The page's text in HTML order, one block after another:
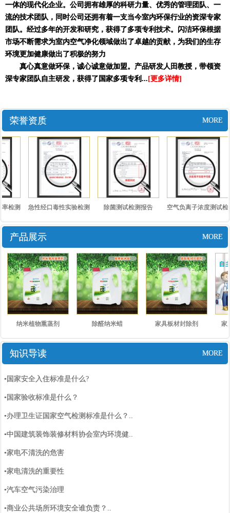
一体的现代化企业。公司拥有雄厚的科研力量、优秀的管理团队、一
流的技术团队，同时公司还拥有着一支当今室内环保行业的资深专家
团队。经过多年的开发和研究，获得了多项专利技术。闪洁环保根据
市场不断需求为室内空气净化领域做出了卓越的贡献，为我们的生存
环境更加健康做出了积极的努力
真心真意做环保，诚心诚意做加盟。产品研发人田教授，带领资
深专家团队自主研发，获得了国家多项专利... [更多详情]
荣誉资质 MORE
检测 急性经口毒性实验检测
报告..
除菌测试检测报告 空气负离子浓度测试检
测报..
产品展示 MORE
纳米植物熏蒸剂 除醛纳米蜡 家具板材封除剂 家
知识导读 MORE
•国家安全入住标准是什么?
•国家验收标准是什么？
•办理卫生证国家空气检测标准是什么？..
•中国建筑装饰装修材料协会室内环境健..
•家电不清洗的危害
•家电清洗的重要性
•汽车空气污染治理
•商业公共场所环境安全谁负责？..